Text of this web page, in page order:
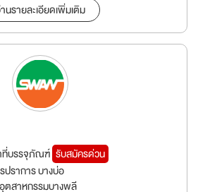
นรายละเอียดเพิ่มเติม
ที่บรรจุภัณฑ์ รับสมัครด่วน
ปราการ บางบ่อ
ตสาหกรรมบางพลี